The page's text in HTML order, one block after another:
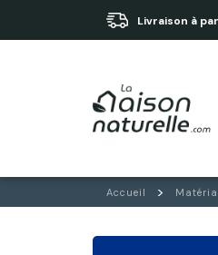
Livraison à
Accueil